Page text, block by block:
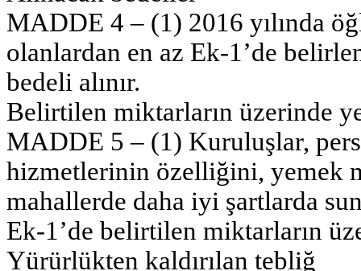
MADDE 4 – (1) 2016 yılında
olanlardan en az Ek-1’de
bedeli alınır.
Belirtilen miktarların üzerinde
MADDE 5 – (1) Kuruluşlar,
hizmetlerinin özelliğini, yemek
mahallerde daha iyi şartlarda
Ek-1’de belirtilen miktarların
Yürürlükten kaldırılan tebliğ